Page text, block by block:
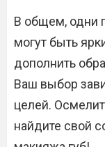
В общем, одни
могут быть
дополнить
Ваш выбор
целей.
найдите свой